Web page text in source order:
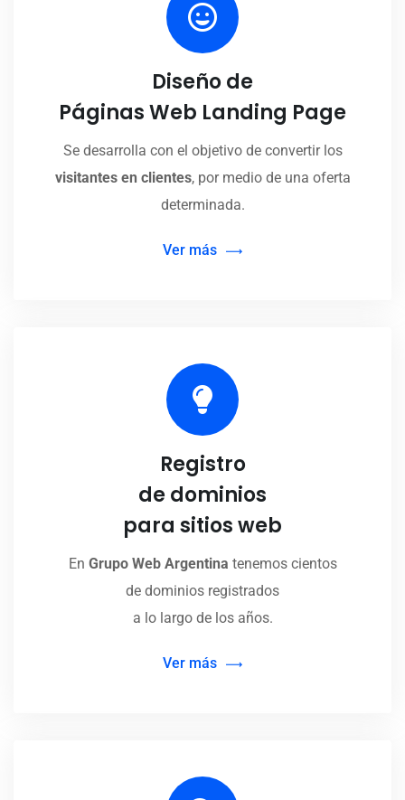
Diseño de
Páginas Web Landing Page
Se desarrolla con el objetivo de convertir los
visitantes en clientes, por medio de una oferta
determinada.
Ver más
Registro
de dominios
para sitios web
En Grupo Web Argentina tenemos cientos
de dominios registrados
a lo largo de los años.
Ver más